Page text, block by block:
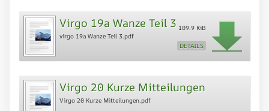
Virgo 19a Wanze Teil 3
virgo 19a Wanze Teil 3.pdf
109.9 KiB
DETAILS
Virgo 20 Kurze Mitteilungen
Virgo 20 Kurze Mitteilungen.pdf